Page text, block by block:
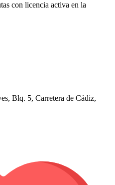
con licencia activa en la
Blq. 5, Carretera de Cádiz,